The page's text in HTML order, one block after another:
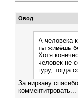
Овод
А человека
ты живёшь
Хотя
человек не
гуру, тогда
За нирвану
комментитровать...